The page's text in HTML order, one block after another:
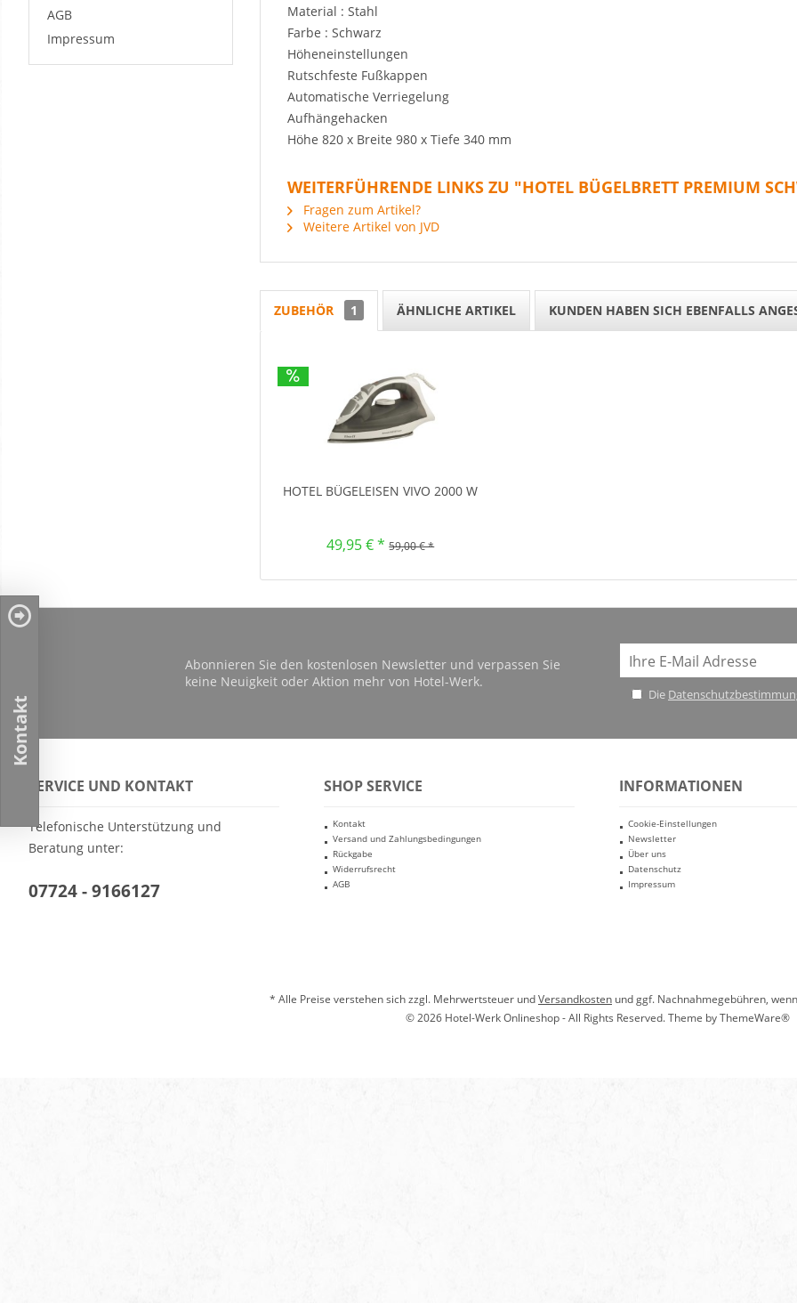
AGB
Impressum
Material : Stahl
Farbe : Schwarz
Höheneinstellungen
Rutschfeste Fußkappen
Automatische Verriegelung
Aufhängehacken
Höhe 820 x Breite 980 x Tiefe 340 mm
WEITERFÜHRENDE LINKS ZU "HOTEL BÜGELBRETT PREMIUM
Fragen zum Artikel?
Weitere Artikel von JVD
ZUBEHÖR 1 ÄHNLICHE ARTIKEL KUNDEN HABEN SICH EBENFALLS
HOTEL BÜGELEISEN VIVO 2000 W
49,95 € * 59,00 € *
Abonnieren Sie den kostenlosen Newsletter und verpassen Sie
keine Neuigkeit oder Aktion mehr von Hotel-Werk.
Die
SERVICE UND KONTAKT
Telefonische Unterstützung und
Beratung unter:
07724 - 9166127
SHOP SERVICE
Kontakt
Versand und Zahlungsbedingungen
Rückgabe
Widerrufsrecht
AGB
INFORMATIONEN
Cookie-Einstellungen
Newsletter
Über uns
Datenschutz
Impressum
* Alle Preise verstehen sich zzgl. Mehrwertsteuer undVersandkosten und ggf. Nachnahmegebühren,
© 2026 Hotel-Werk Onlineshop - All Rights Reserved. Theme byThemeWare®
Kontakt